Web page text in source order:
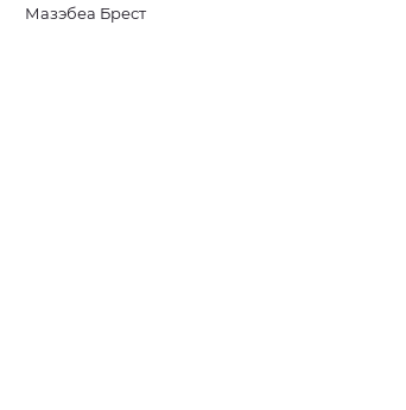
Мазэбеа Брест